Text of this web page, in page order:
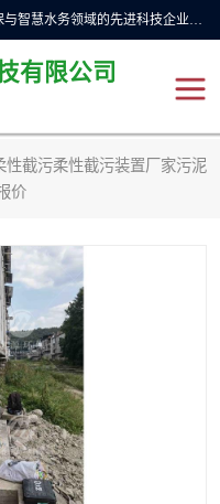
青岛铭源环保科技有限公司是一家专注于环保与智慧水务领域的先进科技企业，公司专注于云智能一体化预制泵站、水务循环利用、海绵城市、云智慧水务开发及新型环保技术研发等领域。铭源环保以为客户提供优质产品、专业技术服务为己任。为客户提供量身定制方案，提供多种配置方案满足实际使用要求。严控供货周期，并提供高标准后期维护。以环保为己任，视质量如生命，以技术做先导，靠诚信赢客户。
有限公司
性截污柔性截污装置厂家污泥
价
动柔性截污装置
能旋转喷射器
动限流闸门
体化预制泵站
空冲洗装置
式冲洗装置